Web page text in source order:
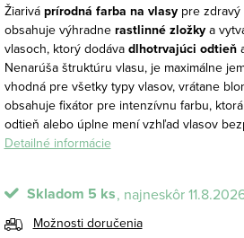
Žiarivá prírodná farba na vlasypre zdravý
obsahuje výhradne rastlinné zložkya
vlasoch, ktorý dodáva dlhotrvajúci odtieň
Nenarúša štruktúru vlasu, je maximálne
vhodná pre všetky typy vlasov, vrátane
obsahuje fixátor pre intenzívnu farbu,
odtieň alebo úplne mení vzhľad vlasov
Detailné informácie
Skladom 5 ks
Možnosti doručenia